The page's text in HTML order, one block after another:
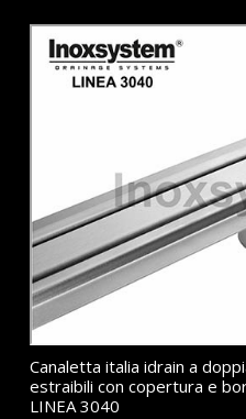
Canaletta italia idrain a
estraibili con copertura e
LINEA 3040